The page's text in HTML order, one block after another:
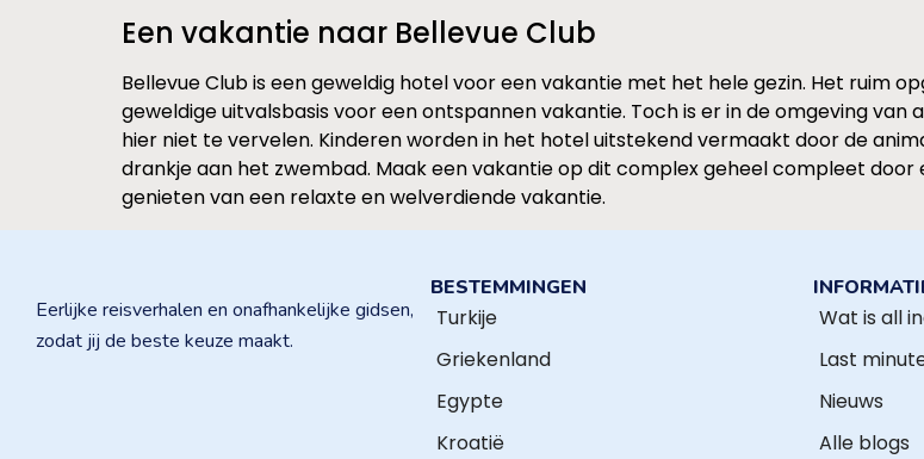
Een vakantie naar Bellevue Club
Bellevue Club is een geweldig hotel voor een vakantie met het hele gezin. Het ruim
geweldige uitvalsbasis voor een ontspannen vakantie. Toch is er in de omgeving
hier niet te vervelen. Kinderen worden in het hotel uitstekend vermaakt door de
drankje aan het zwembad. Maak een vakantie op dit complex geheel compleet
genieten van een relaxte en welverdiende vakantie.
Eerlijke reisverhalen en onafhankelijke gidsen,
zodat jij de beste keuze maakt.
BESTEMMINGEN
Turkije
Griekenland
Egypte
Kroatië
Wat is all
Last
Nieuws
Alle blogs